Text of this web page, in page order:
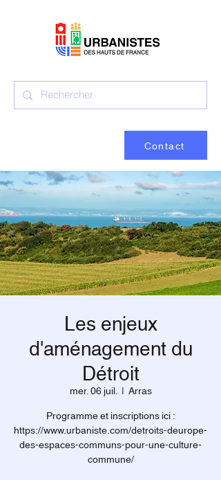
Contact
Les enjeux
d'aménagement du
Détroit
mer. 06 juil.
  |
Arras
Programme et inscriptions ici :
https://www.urbaniste.com/detroits-deurope-
des-espaces-communs-pour-une-culture-
commune/